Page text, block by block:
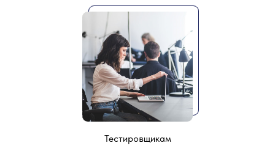
Тестировщикам